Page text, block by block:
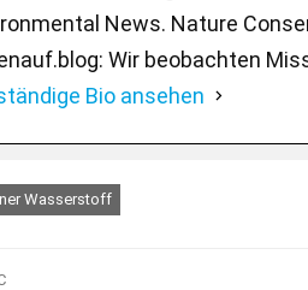
News. Nature
Wir beobachten
Bio ansehen
Wasserstoff